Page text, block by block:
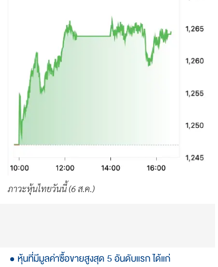
ภาวะหุ้นไทยวันนี้ (6 ส.ค.)
หุ้นที่มีมูลค่าซื้อขายสูงสุด 5 อันดับแรก ได้แก่